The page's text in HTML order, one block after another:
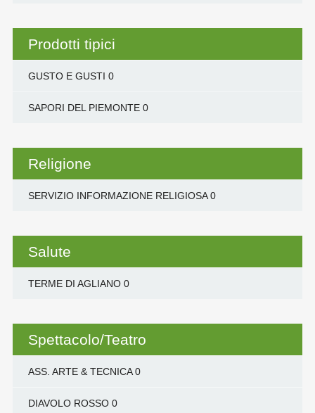
Prodotti tipici
GUSTO E GUSTI 0
SAPORI DEL PIEMONTE0
Religione
SERVIZIO INFORMAZIONE RELIGIOSA0
Salute
TERME DI AGLIANO0
Spettacolo/Teatro
ASS. ARTE & TECNICA0
DIAVOLO ROSSO0